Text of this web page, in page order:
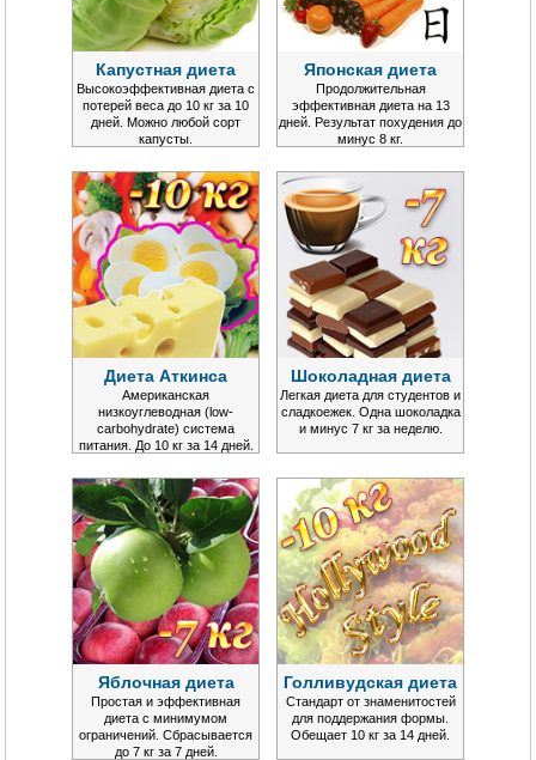
Капустная диета
Высокоэффективная диета с
потерей веса до 10 кг за 10
дней. Можно любой сорт
капусты.
Японская диета
Продолжительная
эффективная диета на 13
дней. Результат похудения до
минус 8 кг.
Диета Аткинса
Американская
низкоуглеводная (low-
carbohydrate) система
питания. До 10 кг за 14 дней.
Шоколадная диета
Легкая диета для студентов и
сладкоежек. Одна шоколадка
и минус 7 кг за неделю.
Яблочная диета
Простая и эффективная
диета с минимумом
ограничений. Сбрасывается
до 7 кг за 7 дней.
Голливудская диета
Стандарт от знаменитостей
для поддержания формы.
Обещает 10 кг за 14 дней.